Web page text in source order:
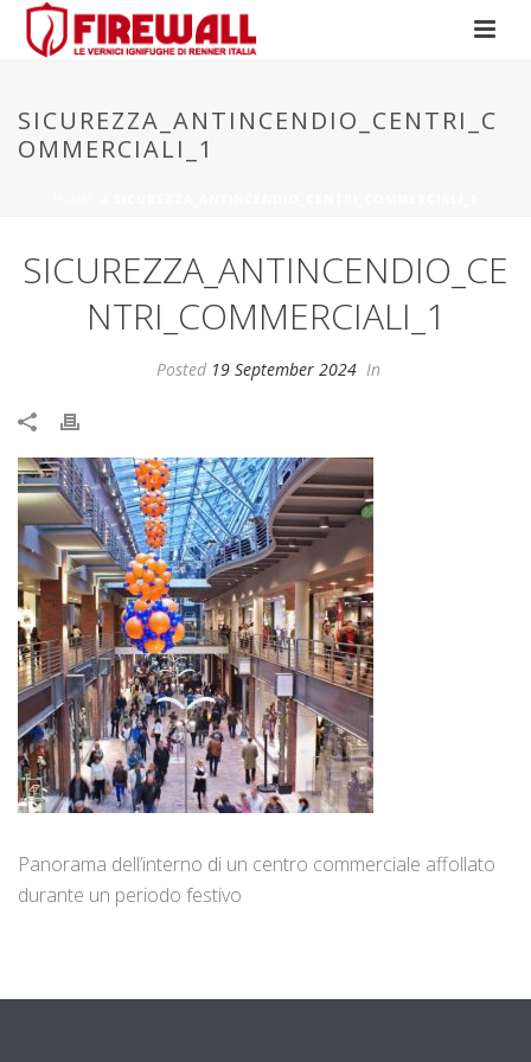
SICUREZZA_ANTINCENDIO_CENTRI_C
OMMERCIALI_1
SICUREZZA_ANTINCENDIO_CE
NTRI_COMMERCIALI_1
Posted 19 September 2024 In
Panorama dell’interno di un centro commerciale affollato
durante un periodo festivo